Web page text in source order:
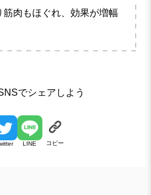
筋肉もほぐれ、効果が増幅
でシェアしよう
LINE コピー